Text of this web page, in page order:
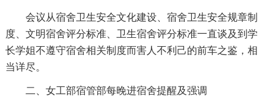
会议从宿舍卫生安全文化建设、宿舍卫生安全规章制
度、文明宿舍评分标准、卫生宿舍评分标准一直谈及到学
长学姐不遵守宿舍相关制度而害人不利己的前车之鉴，相
当详尽。
二、女工部宿管部每晚进宿舍提醒及强调